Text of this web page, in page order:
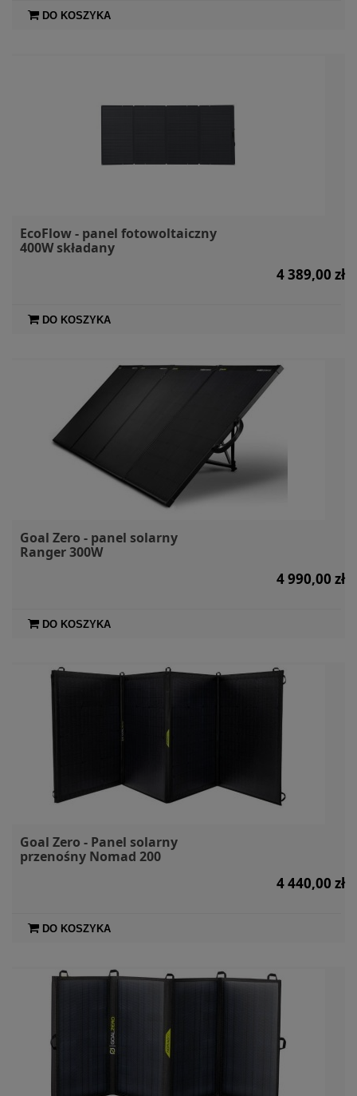
DO KOSZYKA
EcoFlow - panel fotowoltaiczny
400W składany
4 389,00 zł
DO KOSZYKA
Goal Zero - panel solarny
Ranger 300W
4 990,00 zł
DO KOSZYKA
Goal Zero - Panel solarny
przenośny Nomad 200
4 440,00 zł
DO KOSZYKA